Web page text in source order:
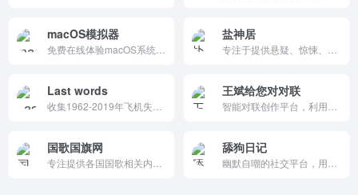
macOS模拟器 盐神居
Last words 王斌给您对对联
国歌国旗网 舔狗日记